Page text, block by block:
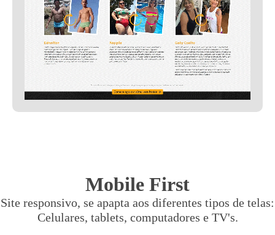
Mobile First
Site responsivo, se apapta aos diferentes tipos de telas:
Celulares, tablets, computadores e TV's.